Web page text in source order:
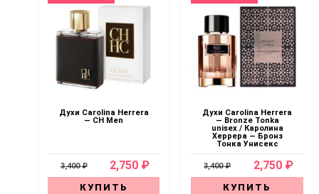
Духи Carolina Herrera
— CH Men
3,400 ₽ 2,750 ₽
КУПИТЬ
Духи Carolina Herrera
— Bronze Tonka
unisex / Каролина
Херрера — Бронз
Тонка Унисекс
3,400 ₽ 2,750 ₽
КУПИТЬ